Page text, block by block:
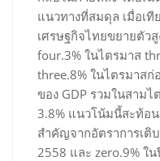
แนวทางที่สมดุล เมื่อเ
เศรษฐกิจไทยขยายตัว
four.3% ในไตรมาส
three.8% ในไตรมาส
ของ GDP รวมในสาม
3.8% แนวโน้มนี้สะท้อ
สำคัญจากอัตราการเติ
2558 และ zero.9% ใ